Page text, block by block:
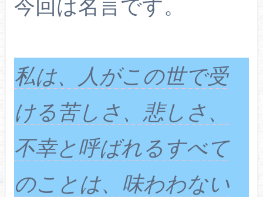
今回は名言です。
私は、人がこの世で受
ける苦しさ、悲しさ、
不幸と呼ばれるすべて
のことは、味わわない